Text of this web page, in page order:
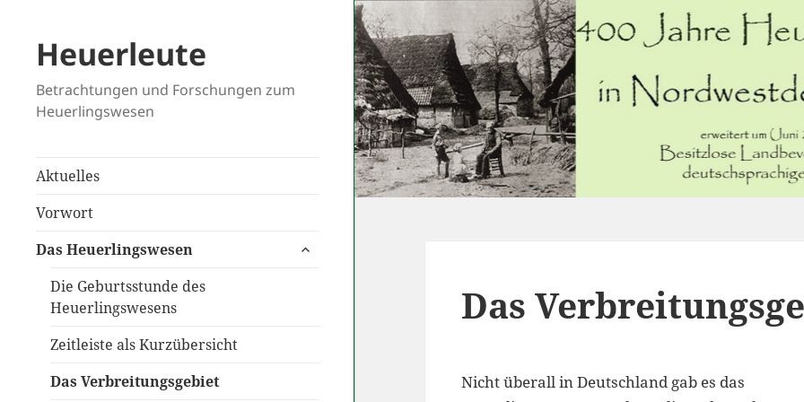
Heuerleute
Betrachtungen und Forschungen zum
Heuerlingswesen
Aktuelles
Vorwort
Das Heuerlingswesen
untermenü
Die Geburtsstunde des
Heuerlingswesens
Zeitleiste als Kurzübersicht
Das Verbreitungsgebiet
Das
Nicht überall in Deutschland gab es das